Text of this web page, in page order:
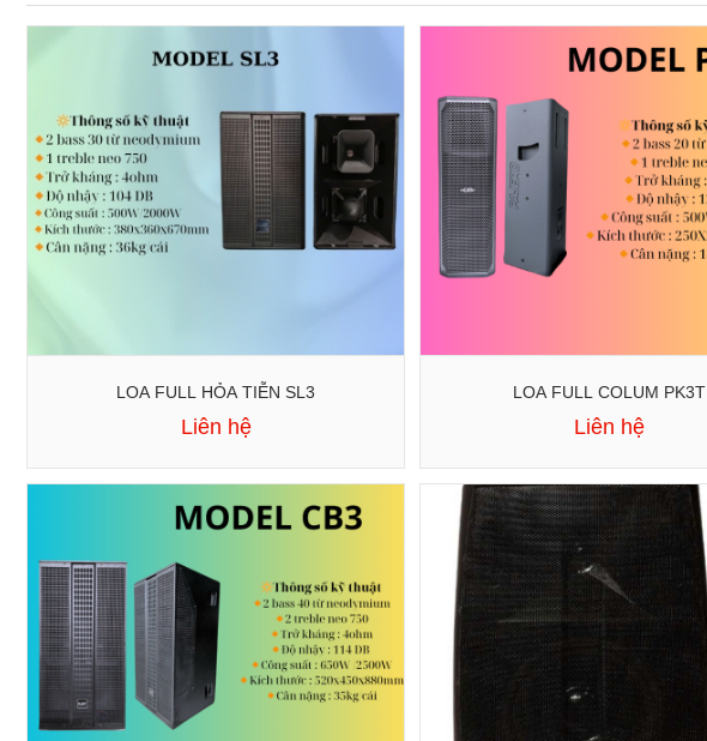
LOA FULL HỎA TIỄN SL3
Liên hệ
LOA FULL COLUM PK3T
Liên hệ